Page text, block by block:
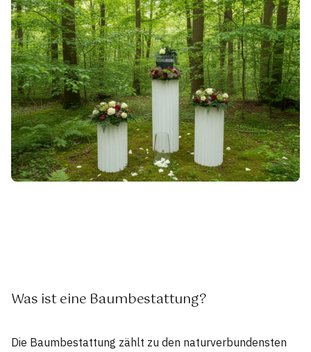
Was ist eine Baumbestattung?
Die Baumbestattung zählt zu den naturverbundensten